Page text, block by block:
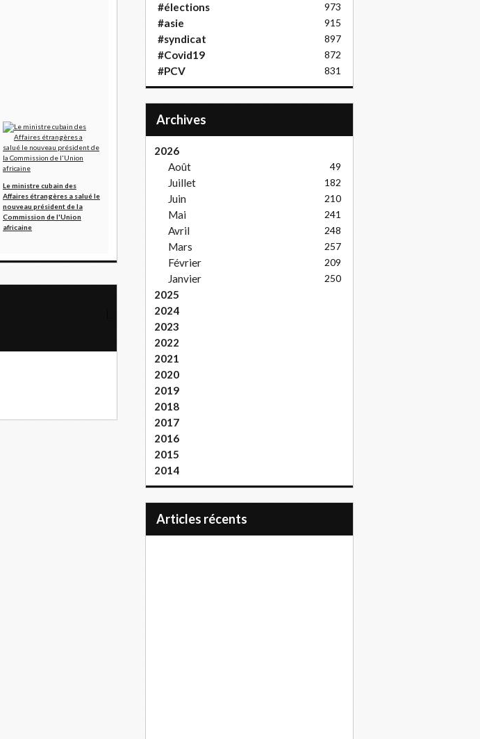
Le ministre cubain des
Affaires étrangères a salué le
nouveau président de la
Commission de l'Union
africaine
#élections 973
#asie 915
#syndicat 897
#Covid19 872
#PCV 831
Archives
2026
Août
49
Juillet 182
Juin 210
Mai 241
Avril 248
Mars 257
Février 209
Janvier 250
2025
2024
2023
2022
2021
2020
2019
2018
2017
2016
2015
2014
articles récents